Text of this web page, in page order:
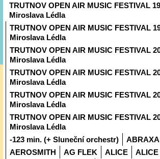
TRUTNOV OPEN AIR MUSIC FESTIVAL
Miroslava Lédla
TRUTNOV OPEN AIR MUSIC FESTIVAL
Miroslava Lédla
TRUTNOV OPEN AIR MUSIC FESTIVAL
Miroslava Lédla
TRUTNOV OPEN AIR MUSIC FESTIVAL
Miroslava Lédla
TRUTNOV OPEN AIR MUSIC FESTIVAL
Miroslava Lédla
TRUTNOV OPEN AIR MUSIC FESTIVAL
Miroslava Lédla
-123 min. (+ Sluneční orchestr)
AEROSMITH
AG FLEK ALICE
ALICE